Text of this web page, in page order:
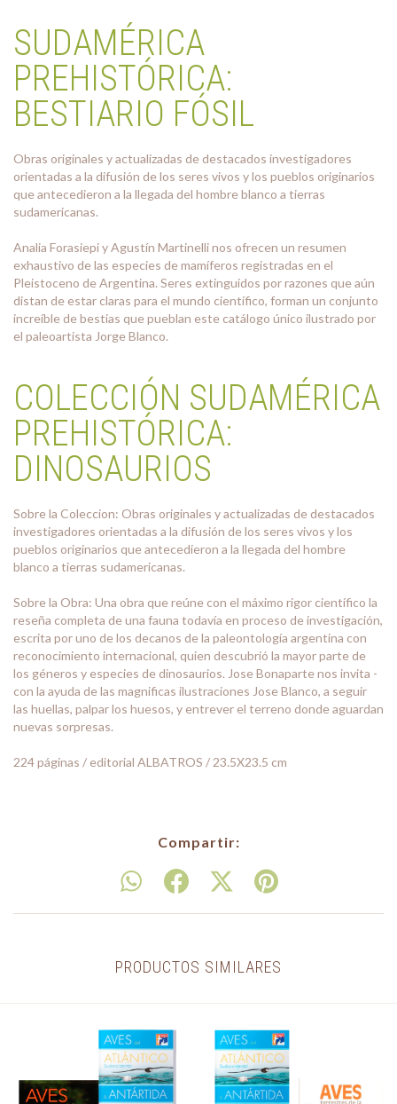
SUDAMÉRICA
PREHISTÓRICA:
BESTIARIO FÓSIL
Obras originales y actualizadas de destacados investigadores
orientadas a la difusión de los seres vivos y los pueblos originarios
que antecedieron a la llegada del hombre blanco a tierras
sudamericanas.
Analia Forasiepi y Agustín Martinelli nos ofrecen un resumen
exhaustivo de las especies de mamíferos registradas en el
Pleistoceno de Argentina. Seres extinguidos por razones que aún
distan de estar claras para el mundo científico, forman un conjunto
increíble de bestias que pueblan este catálogo único ilustrado por
el paleoartista Jorge Blanco.
COLECCIÓN SUDAMÉRICA
PREHISTÓRICA:
DINOSAURIOS
Sobre la Coleccion: Obras originales y actualizadas de destacados
investigadores orientadas a la difusión de los seres vivos y los
pueblos originarios que antecedieron a la llegada del hombre
blanco a tierras sudamericanas.
Sobre la Obra: Una obra que reúne con el máximo rigor científico la
reseña completa de una fauna todavía en proceso de investigación,
escrita por uno de los decanos de la paleontología argentina con
reconocimiento internacional, quien descubrió la mayor parte de
los géneros y especies de dinosaurios. Jose Bonaparte nos invita -
con la ayuda de las magnificas ilustraciones Jose Blanco, a seguir
las huellas, palpar los huesos, y entrever el terreno donde aguardan
nuevas sorpresas.
224 páginas / editorial ALBATROS / 23.5X23.5 cm
Compartir:
PRODUCTOS SIMILARES